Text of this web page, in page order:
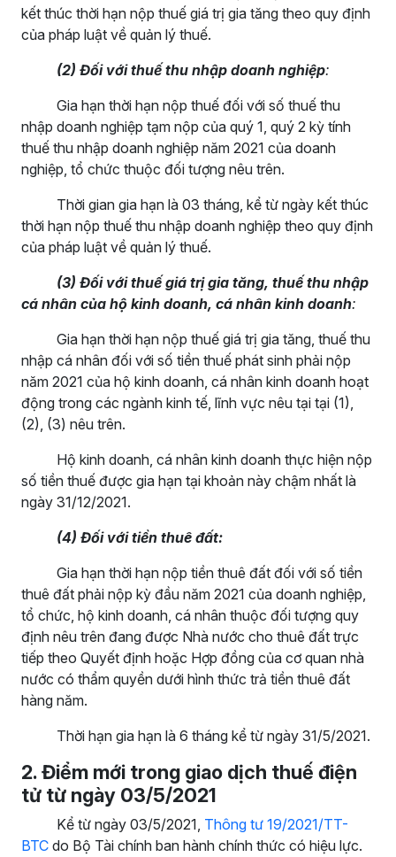
kết thúc thời hạn nộp thuế giá trị gia tăng theo quy định
của pháp luật về quản lý thuế.
(2) Đối với thuế thu nhập doanh nghiệp:
Gia hạn thời hạn nộp thuế đối với số thuế thu
nhập doanh nghiệp tạm nộp của quý 1, quý 2 kỳ tính
thuế thu nhập doanh nghiệp năm 2021 của doanh
nghiệp, tổ chức thuộc đối tượng nêu trên.
Thời gian gia hạn là 03 tháng, kể từ ngày kết thúc
thời hạn nộp thuế thu nhập doanh nghiệp theo quy định
của pháp luật về quản lý thuế.
(3) Đối với thuế giá trị gia tăng, thuế thu nhập
cá nhân của hộ kinh doanh, cá nhân kinh doanh:
Gia hạn thời hạn nộp thuế giá trị gia tăng, thuế thu
nhập cá nhân đối với số tiền thuế phát sinh phải nộp
năm 2021 của hộ kinh doanh, cá nhân kinh doanh hoạt
động trong các ngành kinh tế, lĩnh vực nêu tại tại (1),
(2), (3) nêu trên.
Hộ kinh doanh, cá nhân kinh doanh thực hiện nộp
số tiền thuế được gia hạn tại khoản này chậm nhất là
ngày 31/12/2021.
(4) Đối với tiền thuê đất:
Gia hạn thời hạn nộp tiền thuê đất đối với số tiền
thuê đất phải nộp kỳ đầu năm 2021 của doanh nghiệp,
tổ chức, hộ kinh doanh, cá nhân thuộc đối tượng quy
định nêu trên đang được Nhà nước cho thuê đất trực
tiếp theo Quyết định hoặc Hợp đồng của cơ quan nhà
nước có thẩm quyền dưới hình thức trả tiền thuê đất
hàng năm.
Thời hạn gia hạn là 6 tháng kể từ ngày 31/5/2021.
2. Điểm mới trong giao dịch thuế điện
tử từ ngày 03/5/2021
Kể từ ngày 03/5/2021, Thông tư 19/2021/TT-
BTC do Bộ Tài chính ban hành chính thức có hiệu lực.